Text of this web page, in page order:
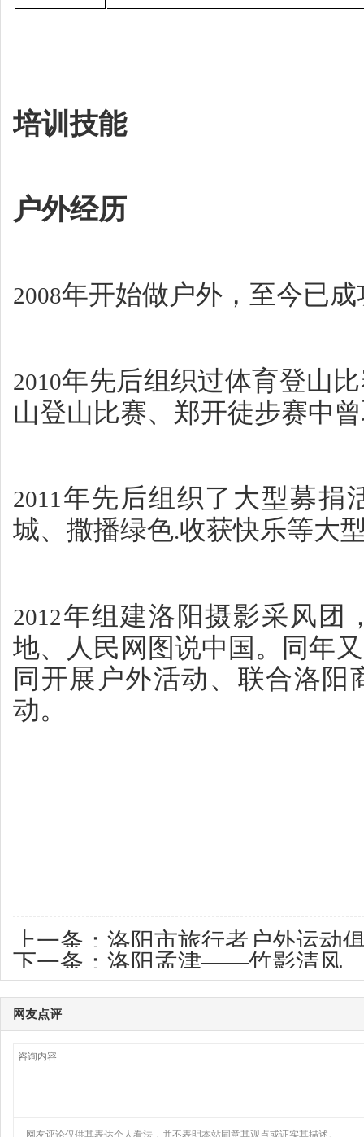
培训技能
户外经历
2008年开始做户外，至今已
2010年先后组织过体育登山
山登山比赛、郑开徒步赛中
2011 年先后组织了大型募捐
城、撒播绿色.收获快乐等大
2012年组建洛阳摄影采风团
地、人民网图说中国。同年
同开展户外活动、联合洛
动。
上一条： 洛阳市旅行者户外运
下一条： 洛阳孟津——竹影清风